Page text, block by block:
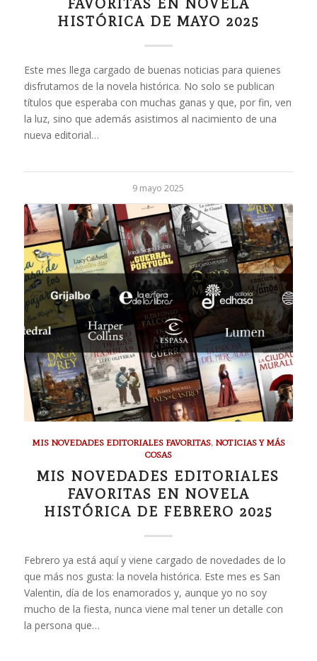
HISTÓRICA DE MAYO 2025
Este mes llega cargado de buenas noticias para quienes
disfrutamos de la novela histórica. No solo se publican
títulos que esperaba con muchas ganas y que, por fin, ven
la luz, sino que además asistimos al nacimiento de una
nueva editorial…
9 mayo 2025
MIS NOVEDADES EDITORIALES FAVORITAS, NOTICIAS Y MÁS
COSAS
MIS NOVEDADES EDITORIALES
FAVORITAS EN NOVELA
HISTÓRICA DE FEBRERO 2025
Febrero ya está aquí y viene cargado de novedades de lo
que más nos gusta: la novela histórica. Este mes es San
Valentin, día de los enamorados y, aunque yo no soy
mucho de la fiesta, nunca viene mal tener un detalle con
la persona que…